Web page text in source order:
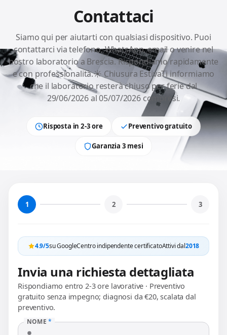
Contattaci
Siamo qui per aiutarti con qualsiasi dispositivo. Puoi
contattarci via telefono, WhatsApp, email o venire nel
nostro laboratorio a Brescia. Rispondiamo rapidamente
e con professionalità.☀️ Chiusura EstivaTi informiamo
che il laboratorio resterà chiuso per ferie dal
29/06/2026 al 05/07/2026 compresi.
Risposta in 2-3 ore Preventivo gratuito
Garanzia 3 mesi
1 2 3
4.9/5su GoogleCentro indipendente certificatoAttivi dal2018
Invia una richiesta dettagliata
Rispondiamo entro 2-3 ore lavorative · Preventivo
gratuito senza impegno; diagnosi da €20, scalata dal
preventivo.
NOME*